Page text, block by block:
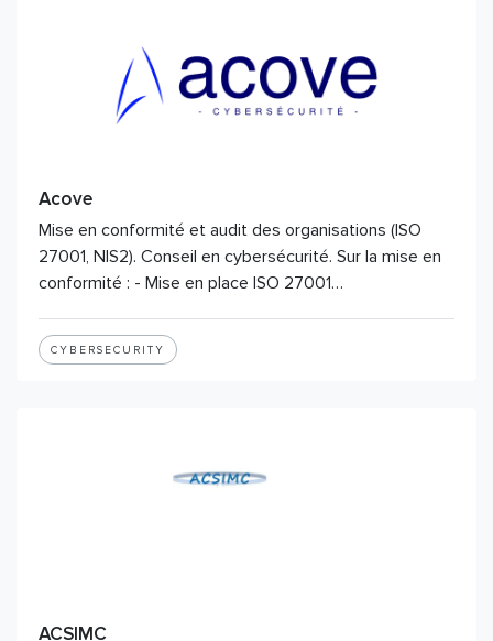
Acove
Mise en conformité et audit des organisations (ISO
27001, NIS2). Conseil en cybersécurité. Sur la mise en
conformité : - Mise en place ISO 27001…
CYBERSECURITY
ACSIMC